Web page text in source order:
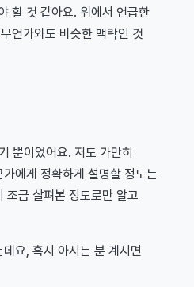
할 것 같아요. 위에서 언급한
언가와도 비슷한 맥락인 것
뿐이었어요. 저도 가만히
에게 정확하게 설명할 정도는
조금 살펴본 정도로만 알고
요, 혹시 아시는 분 계시면